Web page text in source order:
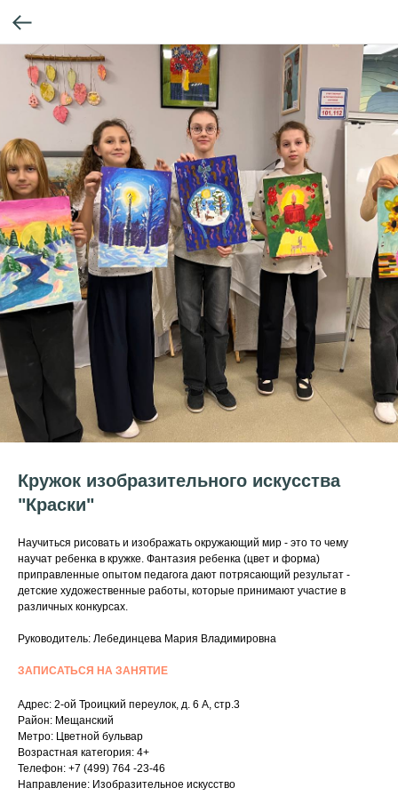
Кружок изобразительного искусства
"Краски"
Научиться рисовать и изображать окружающий мир - это то чему
научат ребенка в кружке. Фантазия ребенка (цвет и форма)
приправленные опытом педагога дают потрясающий результат -
детские художественные работы, которые принимают участие в
различных конкурсах.
Руководитель: Лебединцева Мария Владимировна
ЗАПИСАТЬСЯ НА ЗАНЯТИЕ
Адрес: 2-ой Троицкий переулок, д. 6 А, стр.3
Район: Мещанский
Метро: Цветной бульвар
Возрастная категория: 4+
Телефон: +7 (499) 764 -23-46
Направление: Изобразительное искусство